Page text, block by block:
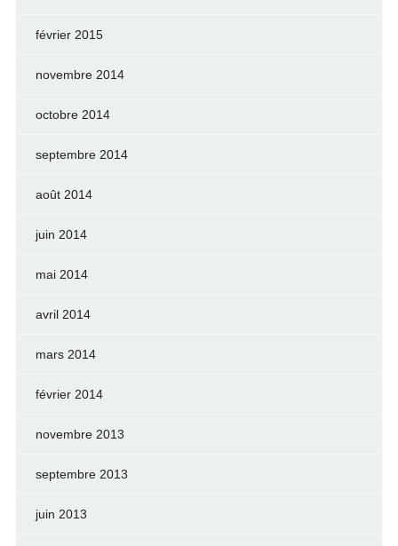
février 2015
novembre 2014
octobre 2014
septembre 2014
août 2014
juin 2014
mai 2014
avril 2014
mars 2014
février 2014
novembre 2013
septembre 2013
juin 2013